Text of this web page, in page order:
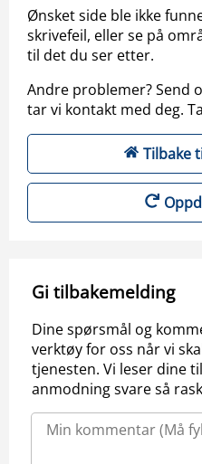
Ønsket side ble ikke
skrivefeil, eller se på
til det du ser etter.
Andre problemer? Send
tar vi kontakt med deg.
Tilbake
Gi tilbakemelding
Dine spørsmål og
verktøy for oss når vi
tjenesten. Vi leser dine
anmodning svare så